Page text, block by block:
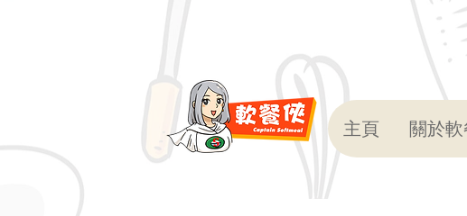
主頁 關於